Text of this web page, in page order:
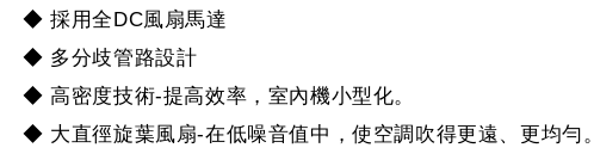
◆ 採用全DC風扇馬達
◆ 多分歧管路設計
◆ 高密度技術-提高效率，室內機小型化。
◆ 大直徑旋葉風扇-在低噪音值中，使空調吹得更遠、更均勻。